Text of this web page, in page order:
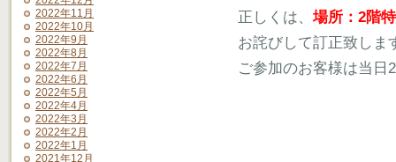
2022年11月
2022年10月
2022年9月
2022年8月
2022年7月
2022年6月
2022年5月
2022年4月
2022年3月
2022年2月
2022年1月
2021年12月
正しくは、 場所：2階
お詫びして訂正致しま
ご参加のお客様は当日